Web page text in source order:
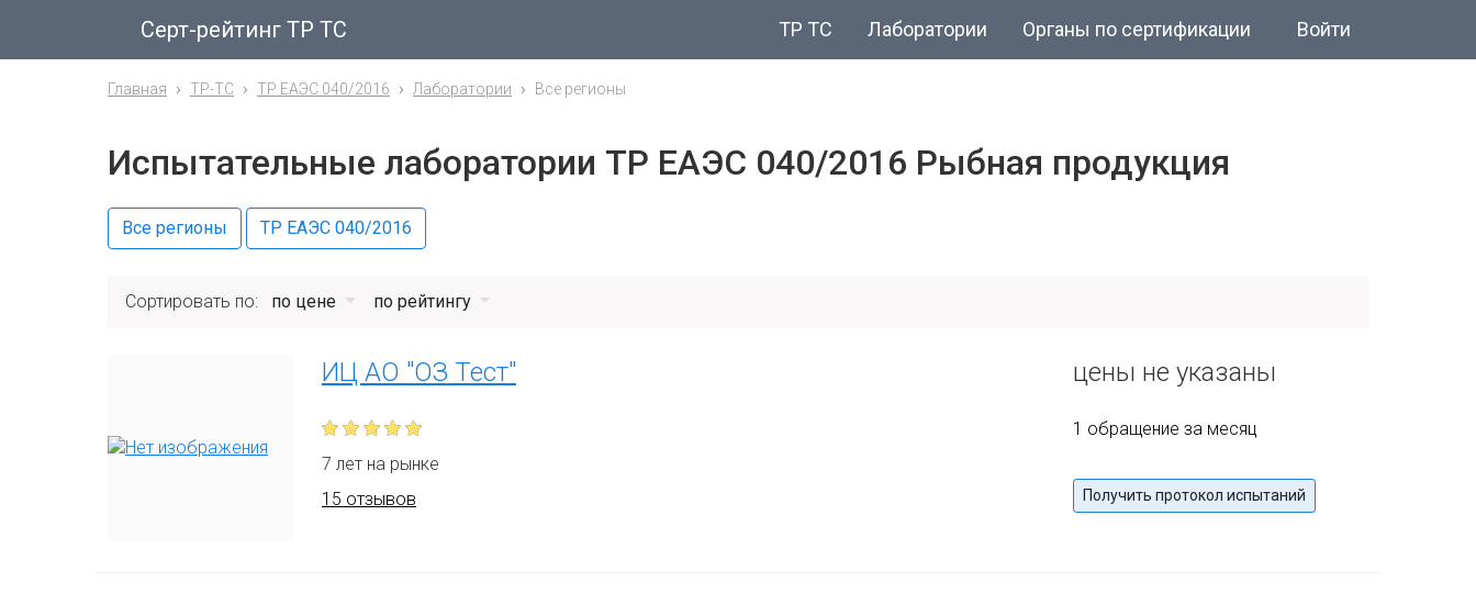
Серт-рейтинг ТР ТС ТР ТС Лаборатории Органы по сертификации Войти
Главная ТР-ТС ТР ЕАЭС 040/2016 Лаборатории Все регионы
Испытательные лаборатории ТР ЕАЭС 040/2016 Рыбная продукция
Все регионы ТР ЕАЭС 040/2016
Сортировать по: по цене по рейтингу
ИЦ АО "ОЗ Тест"
7 лет на рынке
15 отзывов
цены не указаны
1 обращение за месяц
Получить протокол испытаний